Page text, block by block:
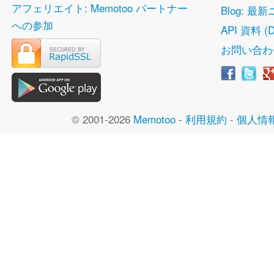
アフェリエイト: Memotoo パートナー
への参加
Blog: 最新
API 資料
お問い合
© 2001-2026 Memotoo - 利用規約 - 個人情